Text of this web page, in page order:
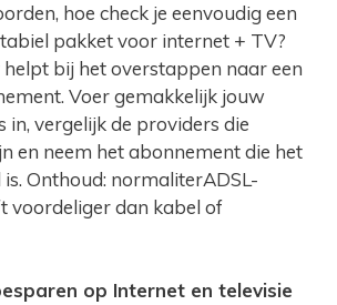
hoe check je eenvoudig een
pakket voor internet + TV?
bij het overstappen naar een
Voer gemakkelijk jouw
in, vergelijk de providers die
en neem het abonnement die het
Onthoud: normaliterADSL-
voordeliger dan kabel of
op Internet en televisie